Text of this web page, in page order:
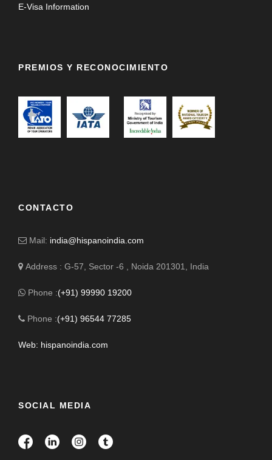
E-Visa Information
PREMIOS Y RECONOCIMIENTO
CONTACTO
Mail: india@hispanoindia.com
Address : G-57, Sector -6 , Noida 201301, India
Phone :(+91) 99990 19200
Phone :(+91) 96544 77285
Web: hispanoindia.com
SOCIAL MEDIA